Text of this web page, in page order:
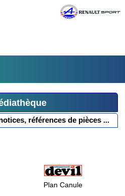
références de pièces ...
Plan Canule